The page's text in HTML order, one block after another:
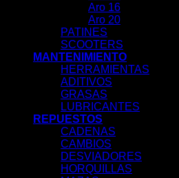
Aro 16
Aro 20
PATINES
SCOOTERS
MANTENIMIENTO
HERRAMIENTAS
ADITIVOS
GRASAS
LUBRICANTES
REPUESTOS
CADENAS
CAMBIOS
DESVIADORES
HORQUILLAS